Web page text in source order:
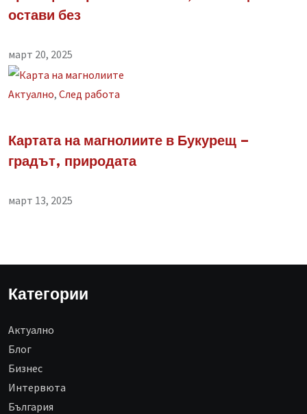
остави без
март 20, 2025
Aктуално, След работа
Картата на магнолиите в Букурещ –
градът, природата
март 13, 2025
Категории
Aктуално
Блог
Бизнес
Интервюта
България